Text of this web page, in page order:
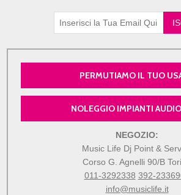
PERMUTIAMO IL TUO
NOLEGGIO IMPIANTI
NEGOZIO:
Music Life Dj Point &
Corso G. Agnelli 90/B
011-3292338 392-
info@musiclife.it